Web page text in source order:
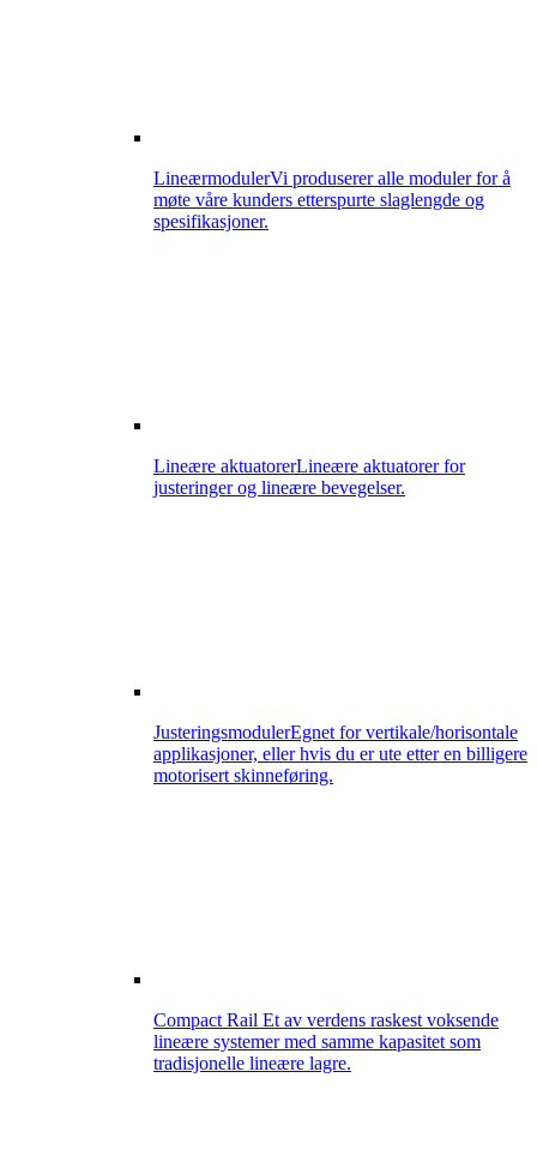
LineærmodulerVi produserer alle moduler for å
møte våre kunders etterspurte slaglengde og
spesifikasjoner.
Lineære aktuatorerLineære aktuatorer for
justeringer og lineære bevegelser.
JusteringsmodulerEgnet for vertikale/horisontale
applikasjoner, eller hvis du er ute etter en billigere
motorisert skinneføring.
Compact Rail Et av verdens raskest voksende
lineære systemer med samme kapasitet som
tradisjonelle lineære lagre.